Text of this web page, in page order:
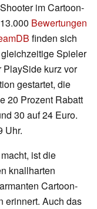
im Cartoon-
Bewertungen
finden sich
Spieler
kurz vor
gestartet, die
20 Prozent Rabatt
30 auf 24 Euro.
Uhr.
ist die
knallharten
Cartoon-
erinnert. Auch das